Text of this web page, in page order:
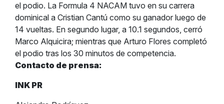
el podio. La Formula 4 NACAM tuvo en su carrera
dominical a Cristian Cantú como su ganador luego de
14 vueltas. En segundo lugar, a 10.1 segundos, cerró
Marco Alquicira; mientras que Arturo Flores completó
el podio tras los 30 minutos de competencia.
Contacto de prensa:
INK PR